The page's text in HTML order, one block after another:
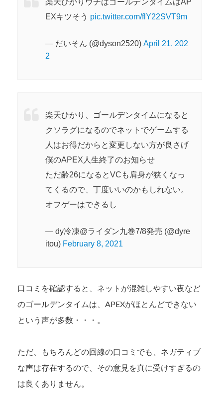
楽天ひかりウチはゴールデンタイムはAP
EXキツそう pic.twitter.com/flY22SVT9m
— だいそん (@dyson2520) April 21, 202
2
楽天ひかり、ゴールデンタイムになると
クソラグになるのでネットでゲームする
人はお得だからと変更しない方が良さげ
僕のAPEX人生終了のお知らせ
ただ齢26になるとVCも肩身が狭くなっ
てくるので、丁度いいのかもしれない。
オフゲーはできるし
— dy冷凍@ライダン九巻7/8発売 (@dyre
itou) February 8, 2021
口コミを確認すると、ネットが混雑しやすい夜など
のゴールデンタイムは、APEXがほとんどできない
という声が多数・・・。
ただ、もちろんどの回線の口コミでも、ネガティブ
な声は存在するので、その意見を真に受けすぎるの
は良くありません。